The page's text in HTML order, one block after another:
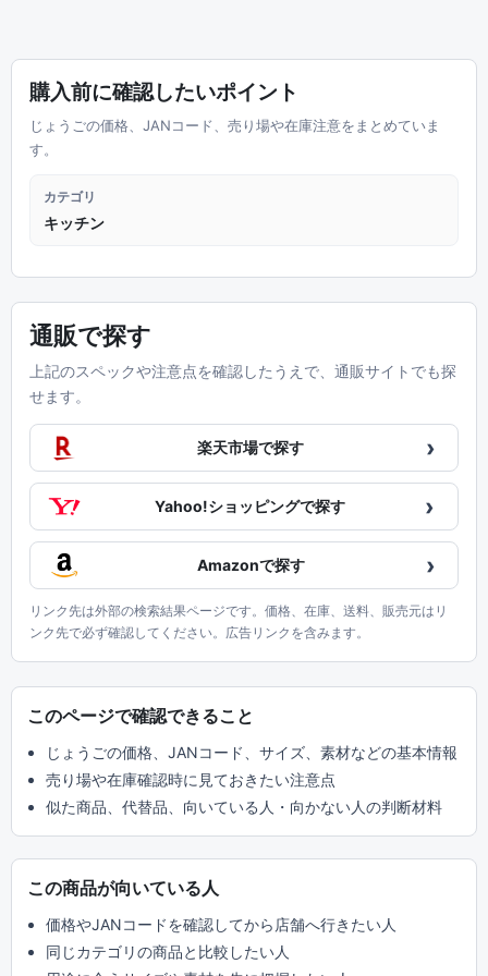
購入前に確認したいポイント
じょうごの価格、JANコード、売り場や在庫注意をまとめていま
す。
カテゴリ
キッチン
通販で探す
上記のスペックや注意点を確認したうえで、通販サイトでも探
せます。
楽天市場で探す ›
Yahoo!ショッピングで探す ›
Amazonで探す ›
リンク先は外部の検索結果ページです。価格、在庫、送料、販売元はリ
ンク先で必ず確認してください。広告リンクを含みます。
このページで確認できること
じょうごの価格、JANコード、サイズ、素材などの基本情報
売り場や在庫確認時に見ておきたい注意点
似た商品、代替品、向いている人・向かない人の判断材料
この商品が向いている人
価格やJANコードを確認してから店舗へ行きたい人
同じカテゴリの商品と比較したい人